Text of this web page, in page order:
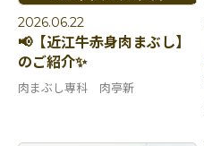
2026.06.22
📢【近江牛赤身肉まぶし】
のご紹介✨
肉まぶし専科 肉亭新